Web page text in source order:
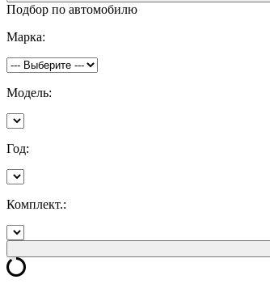
Подбор по автомобилю
Марка:
Модель:
Год:
Комплект.: